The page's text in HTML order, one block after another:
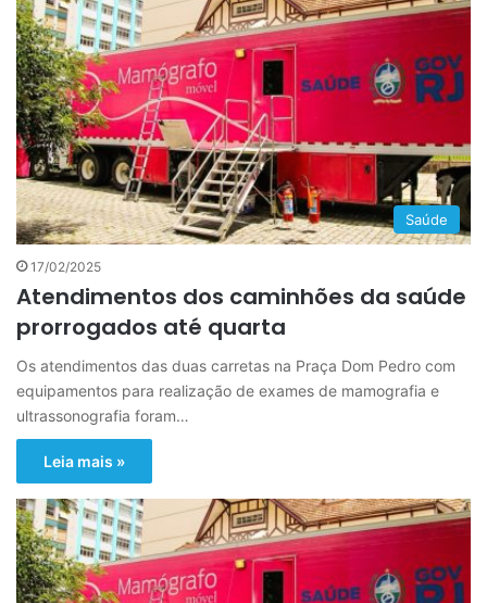
Saúde
17/02/2025
Atendimentos dos caminhões da saúde
prorrogados até quarta
Os atendimentos das duas carretas na Praça Dom Pedro com
equipamentos para realização de exames de mamografia e
ultrassonografia foram…
Leia mais »